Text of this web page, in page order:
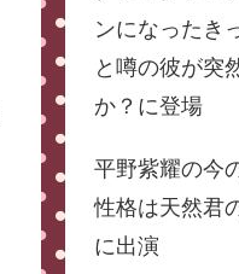
ンになったき
と噂の彼が突
か？に登場
平野紫耀の今
性格は天然君
に出演